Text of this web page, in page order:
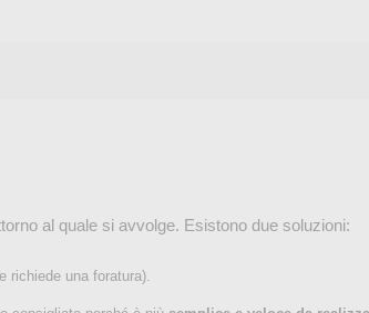
al quale si avvolge. Esistono due soluzioni:
richiede una foratura).